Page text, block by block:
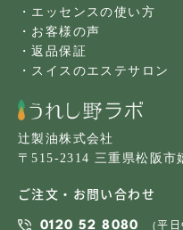
・エッセンスの使い方
・お客様の声
・返品保証
・スイスのエステサロン
辻製油株式会社
〒515-2314 三重県松阪市
ご注文・お問い合わせ
0120 52 8080 (平